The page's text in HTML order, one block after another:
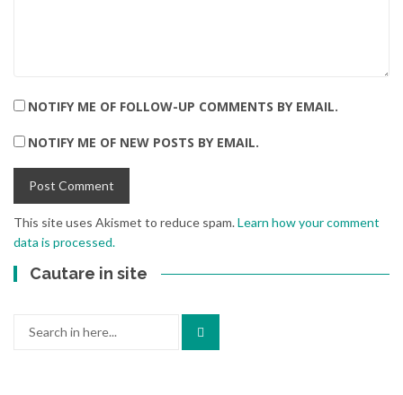
NOTIFY ME OF FOLLOW-UP COMMENTS BY EMAIL.
NOTIFY ME OF NEW POSTS BY EMAIL.
This site uses Akismet to reduce spam.Learn how your comment
data is processed.
Cautare in site